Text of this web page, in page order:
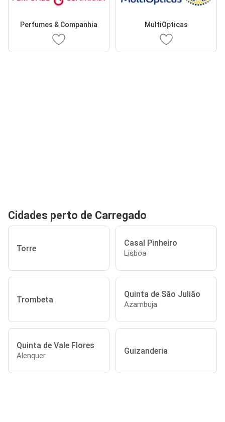
Perfumes & Companhia MultiOpticas
Cidades perto de Carregado
Torre
Casal Pinheiro
Lisboa
Trombeta
Quinta de São Julião
Azambuja
Quinta de Vale Flores
Alenquer Guizanderia